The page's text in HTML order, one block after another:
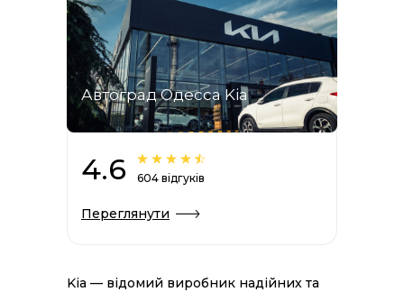
604 відгуків
Автоград Одесса Kia
Переглянути
Kia — відомий виробник надійних та
4.6